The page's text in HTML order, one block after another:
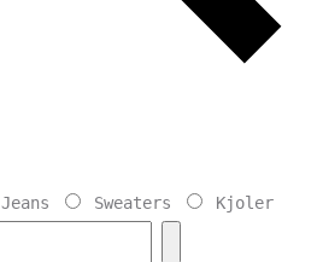
Jeans Sweaters Kjoler